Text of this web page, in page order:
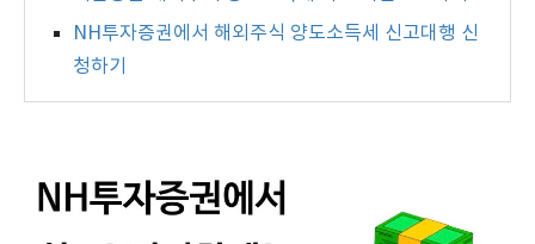
NH투자증권에서 해외주식 양도소득세 신고대행 신
청하기